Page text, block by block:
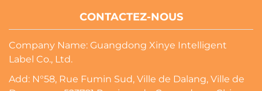
CONTACTEZ-NOUS
Company Name: Guangdong Xinye Intelligent
Label Co., Ltd.
Add: N°58, Rue Fumin Sud, Ville de Dalang, Ville de